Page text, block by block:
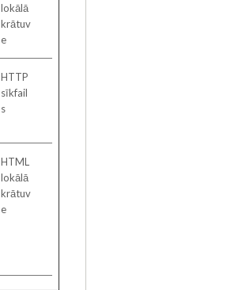
lokālā
krātuv
e
HTTP
sīkfail
s
HTML
lokālā
krātuv
e